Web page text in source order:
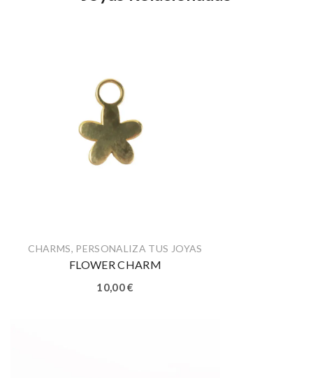
CHARMS, PERSONALIZA TUS JOYAS
FLOWER CHARM
10,00€